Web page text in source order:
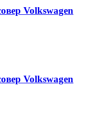
Volkswagen
Volkswagen